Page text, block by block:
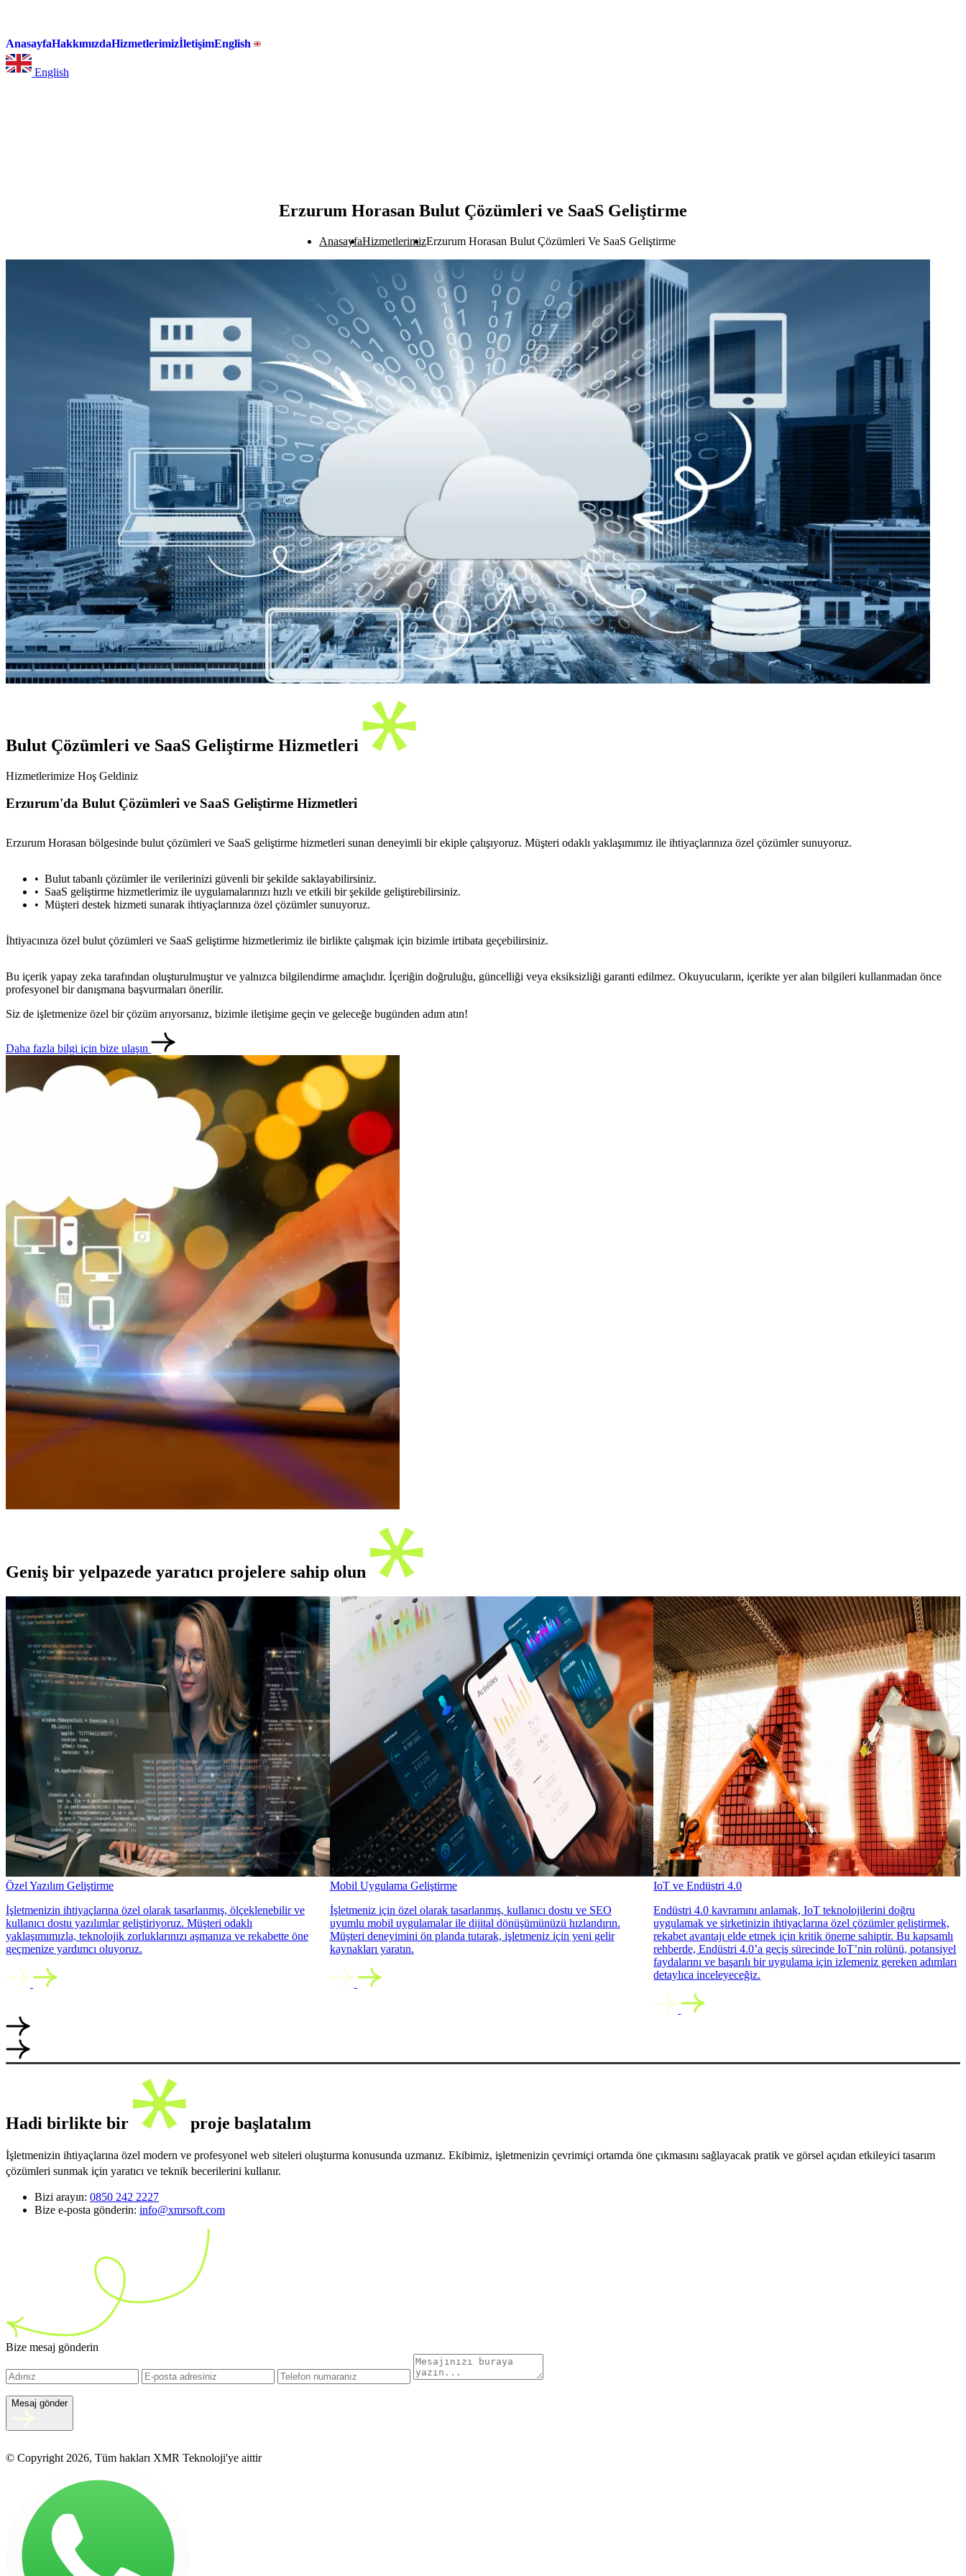
AnasayfaHakkımızdaHizmetlerimizİletişimEnglish
English
Erzurum Horasan Bulut Çözümleri ve SaaS Geliştirme
AnasayfaHizmetlerimizErzurum Horasan Bulut Çözümleri Ve SaaS Geliştirme
Bulut Çözümleri ve SaaS Geliştirme Hizmetleri
Hizmetlerimize Hoş Geldiniz
Erzurum'da Bulut Çözümleri ve SaaS Geliştirme Hizmetleri
Erzurum Horasan bölgesinde bulut çözümleri ve SaaS geliştirme hizmetleri sunan deneyimli bir ekiple çalışıyoruz. Müşteri odaklı yaklaşımımız ile ihtiyaçlarınıza özel çözümler sunuyoruz.
Bulut tabanlı çözümler ile verilerinizi güvenli bir şekilde saklayabilirsiniz.
SaaS geliştirme hizmetlerimiz ile uygulamalarınızı hızlı ve etkili bir şekilde geliştirebilirsiniz.
Müşteri destek hizmeti sunarak ihtiyaçlarınıza özel çözümler sunuyoruz.
İhtiyacınıza özel bulut çözümleri ve SaaS geliştirme hizmetlerimiz ile birlikte çalışmak için bizimle irtibata geçebilirsiniz.
Bu içerik yapay zeka tarafından oluşturulmuştur ve yalnızca bilgilendirme amaçlıdır. İçeriğin doğruluğu, güncelliği veya eksiksizliği garanti edilmez. Okuyucuların, içerikte yer alan bilgileri kullanmadan önce
profesyonel bir danışmana başvurmaları önerilir.
Siz de işletmenize özel bir çözüm arıyorsanız, bizimle iletişime geçin ve geleceğe bugünden adım atın!
Daha fazla bilgi için bize ulaşın
Geniş bir yelpazede yaratıcı projelere sahip olun
Özel Yazılım Geliştirme
İşletmenizin ihtiyaçlarına özel olarak tasarlanmış, ölçeklenebilir ve
kullanıcı dostu yazılımlar geliştiriyoruz. Müşteri odaklı
yaklaşımımızla, teknolojik zorluklarınızı aşmanıza ve rekabette öne
geçmenize yardımcı oluyoruz.
Mobil Uygulama Geliştirme
İşletmeniz için özel olarak tasarlanmış, kullanıcı dostu ve SEO
uyumlu mobil uygulamalar ile dijital dönüşümünüzü hızlandırın.
Müşteri deneyimini ön planda tutarak, işletmeniz için yeni gelir
kaynakları yaratın.
IoT ve Endüstri 4.0
Endüstri 4.0 kavramını anlamak, IoT teknolojilerini doğru
uygulamak ve şirketinizin ihtiyaçlarına özel çözümler geliştirmek,
rekabet avantajı elde etmek için kritik öneme sahiptir. Bu kapsamlı
rehberde, Endüstri 4.0’a geçiş sürecinde IoT’nin rolünü, potansiyel
faydalarını ve başarılı bir uygulama için izlemeniz gereken adımları
detaylıca inceleyeceğiz.
Hadi birlikte bir proje başlatalım
İşletmenizin ihtiyaçlarına özel modern ve profesyonel web siteleri oluşturma konusunda uzmanız. Ekibimiz, işletmenizin çevrimiçi ortamda öne çıkmasını sağlayacak pratik ve görsel açıdan etkileyici tasarım
çözümleri sunmak için yaratıcı ve teknik becerilerini kullanır.
Bizi arayın: 0850 242 2227
Bize e-posta gönderin: info@xmrsoft.com
Bize mesaj gönderin
Mesaj gönder
© Copyright 2026, Tüm hakları XMR Teknoloji'ye aittir